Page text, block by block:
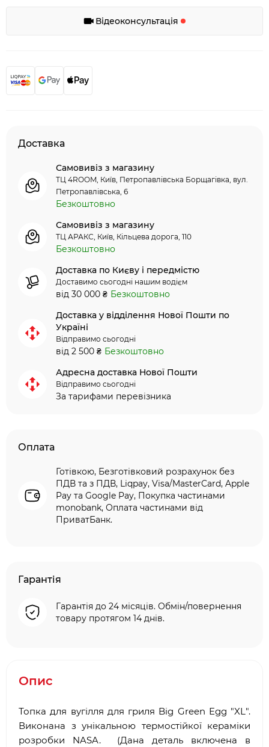
Відеоконсультація
Доставка
Самовивіз з магазину
ТЦ 4ROOM, Київ, Петропавлівська Борщагівка, вул.
Петропавлівська, 6
Безкоштовно
Самовивіз з магазину
ТЦ АРАКС, Київ, Кільцева дорога, 110
Безкоштовно
Доставка по Києву і передмістю
Доставимо сьогодні нашим водієм
від 30 000 ₴ Безкоштовно
Доставка у відділення Нової Пошти по
Україні
Відправимо сьогодні
від 2 500 ₴ Безкоштовно
Адресна доставка Нової Пошти
Відправимо сьогодні
За тарифами перевізника
Оплата
Готівкою, Безготівковий розрахунок без
ПДВ та з ПДВ, Liqpay, Visa/MasterCard, Apple
Pay та Google Pay, Покупка частинами
monobank, Оплата частинами від
ПриватБанк.
Гарантія
Гарантія до 24 місяців. Обмін/повернення
товару протягом 14 днів.
Опис
Топка для вугілля для гриля Big Green Egg "XL".
Виконана з унікальною термостійкої кераміки
розробки NASA. (Дана деталь включена в